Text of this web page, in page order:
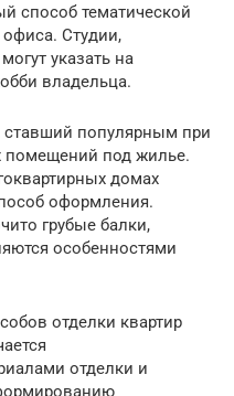
способ тематической
Студии,
указать на
владельца.
популярным при
помещений под жилье.
домах
оформления.
грубые балки,
особенностями
отделки квартир
отделки и